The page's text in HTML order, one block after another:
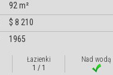
92 m²
$ 8 210
1965
Łazienki
1 / 1
Nad wodą